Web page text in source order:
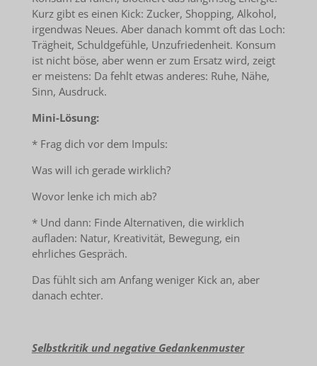
Kurz gibt es einen Kick: Zucker, Shopping, Alkohol,
irgendwas Neues. Aber danach kommt oft das Loch:
Trägheit, Schuldgefühle, Unzufriedenheit. Konsum
ist nicht böse, aber wenn er zum Ersatz wird, zeigt
er meistens: Da fehlt etwas anderes: Ruhe, Nähe,
Sinn, Ausdruck.
Mini-Lösung:
* Frag dich vor dem Impuls:
Was will ich gerade wirklich?
Wovor lenke ich mich ab?
* Und dann: Finde Alternativen, die wirklich
aufladen: Natur, Kreativität, Bewegung, ein
ehrliches Gespräch.
Das fühlt sich am Anfang weniger Kick an, aber
danach echter.
Selbstkritik und negative Gedankenmuster